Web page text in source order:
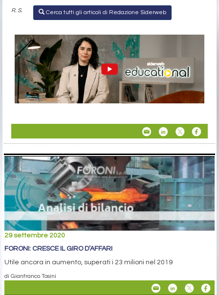
R. S. Cerca tutti gli articoli di Redazione Siderweb
29 settembre 2020
FORONI: CRESCE IL GIRO D’AFFARI
Utile ancora in aumento, superati i 23 milioni nel 2019
di Gianfranco Tosini